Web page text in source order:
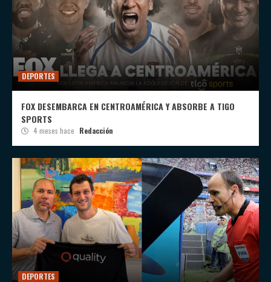
DEPORTES
FOX DESEMBARCA EN CENTROAMÉRICA Y ABSORBE A TIGO
SPORTS
4 meses hace Redacción
DEPORTES